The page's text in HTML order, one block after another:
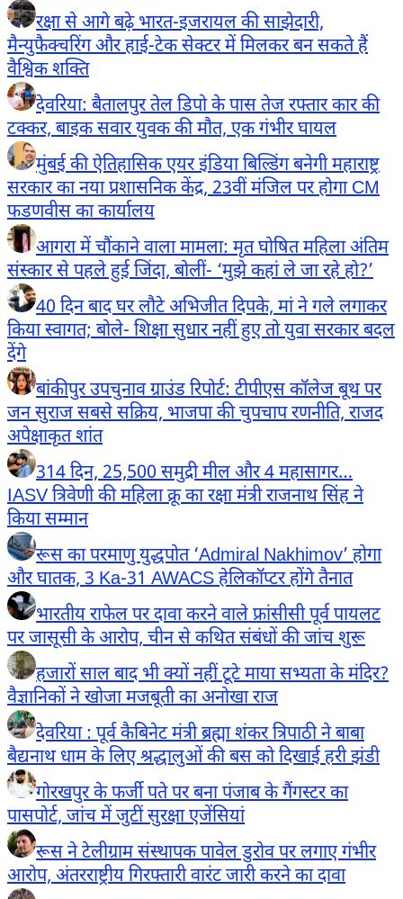
रक्षा से आगे बढ़े भारत-इजरायल की साझेदारी,
मैन्युफैक्चरिंग और हाई-टेक सेक्टर में मिलकर बन सकते हैं
वैश्विक शक्ति
देवरिया: बैतालपुर तेल डिपो के पास तेज रफ्तार कार की
टक्कर, बाइक सवार युवक की मौत, एक गंभीर घायल
मुंबई की ऐतिहासिक एयर इंडिया बिल्डिंग बनेगी महाराष्ट्र
सरकार का नया प्रशासनिक केंद्र, 23वीं मंजिल पर होगा CM
फडणवीस का कार्यालय
आगरा में चौंकाने वाला मामला: मृत घोषित महिला अंतिम
संस्कार से पहले हुई जिंदा, बोलीं- ‘मुझे कहां ले जा रहे हो?’
40 दिन बाद घर लौटे अभिजीत दिपके, मां ने गले लगाकर
किया स्वागत; बोले- शिक्षा सुधार नहीं हुए तो युवा सरकार बदल
देंगे
बांकीपुर उपचुनाव ग्राउंड रिपोर्ट: टीपीएस कॉलेज बूथ पर
जन सुराज सबसे सक्रिय, भाजपा की चुपचाप रणनीति, राजद
अपेक्षाकृत शांत
314 दिन, 25,500 समुद्री मील और 4 महासागर…
IASV त्रिवेणी की महिला क्रू का रक्षा मंत्री राजनाथ सिंह ने
किया सम्मान
रूस का परमाणु युद्धपोत ‘Admiral Nakhimov’ होगा
और घातक, 3 Ka-31 AWACS हेलिकॉप्टर होंगे तैनात
भारतीय राफेल पर दावा करने वाले फ्रांसीसी पूर्व पायलट
पर जासूसी के आरोप, चीन से कथित संबंधों की जांच शुरू
हजारों साल बाद भी क्यों नहीं टूटे माया सभ्यता के मंदिर?
वैज्ञानिकों ने खोजा मजबूती का अनोखा राज
देवरिया : पूर्व कैबिनेट मंत्री ब्रह्मा शंकर त्रिपाठी ने बाबा
बैद्यनाथ धाम के लिए श्रद्धालुओं की बस को दिखाई हरी झंडी
गोरखपुर के फर्जी पते पर बना पंजाब के गैंगस्टर का
पासपोर्ट, जांच में जुटीं सुरक्षा एजेंसियां
रूस ने टेलीग्राम संस्थापक पावेल डुरोव पर लगाए गंभीर
आरोप, अंतरराष्ट्रीय गिरफ्तारी वारंट जारी करने का दावा